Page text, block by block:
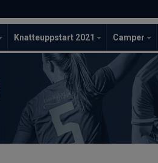
Knatteuppstart 2021 Camper